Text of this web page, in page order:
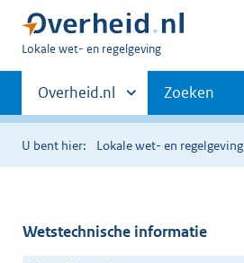
U
hier:
Lokale wet- en regelgeving
Primaire
navigatie
Andere
sites
binnen
Overheid.nl Zoeken
U bent hier: Lokale wet- en regelgeving
Wetstechnische informatie